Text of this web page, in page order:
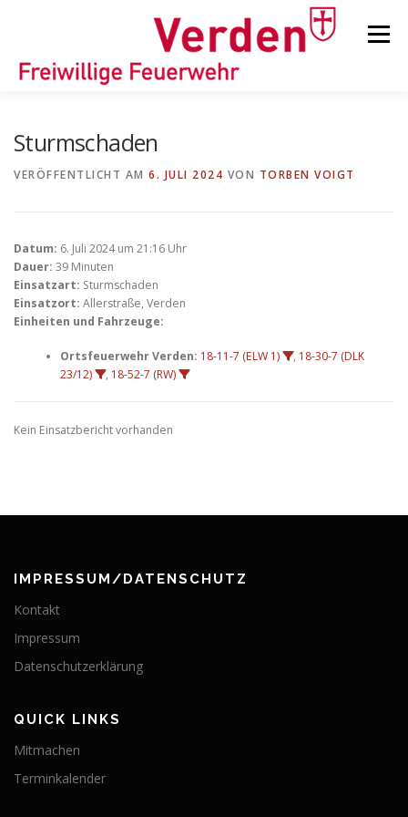
Menü
KINDER-/JUGENDFEUERWEHR
Sturmschaden
VERÖFFENTLICHT AM 6. JULI 2024 VON TORBEN VOIGT
Datum: 6. Juli 2024 um 21:16 Uhr
Dauer: 39 Minuten
Einsatzart: Sturmschaden
Einsatzort: Allerstraße, Verden
Einheiten und Fahrzeuge:
Ortsfeuerwehr Verden: 18-11-7 (ELW 1) , 18-30-7 (DLK
23/12)
, 18-52-7 (RW)
Kein Einsatzbericht vorhanden
IMPRESSUM/DATENSCHUTZ
Kontakt
Impressum
Datenschutzerklärung
QUICK LINKS
Mitmachen
Terminkalender